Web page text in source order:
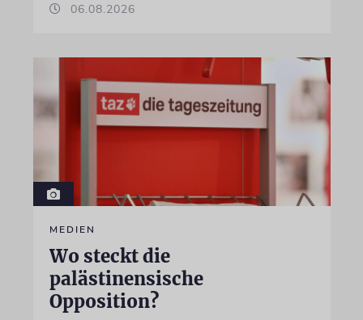
06.08.2026
MEDIEN
Wo steckt die
palästinensische
Opposition?